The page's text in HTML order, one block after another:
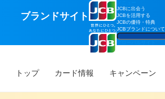
ブランドサイト
JCBに出会う
JCBを活用する
JCBの優待・特典
JCBブランドについて
トップ カード情報 キャンペーン